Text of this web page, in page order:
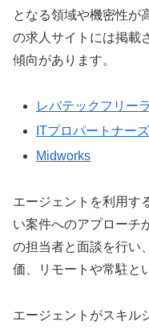
となる領域や機密性が
の求人サイトには掲載
傾向があります。
レバテックフリー
ITプロパートナーズ
Midworks
エージェントを利用す
い案件へのアプローチ
の担当者と面談を行い
価、リモートや常駐と
エージェントがスキル